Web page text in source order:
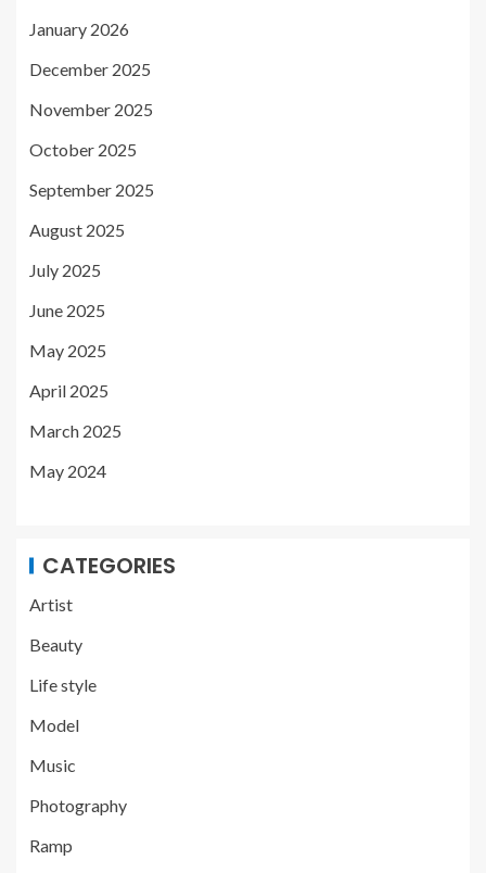
January 2026
December 2025
November 2025
October 2025
September 2025
August 2025
July 2025
June 2025
May 2025
April 2025
March 2025
May 2024
CATEGORIES
Artist
Beauty
Life style
Model
Music
Photography
Ramp